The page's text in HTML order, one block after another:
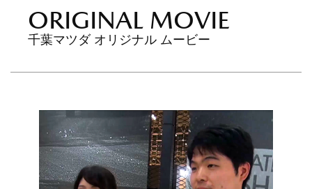
ORIGINAL MOVIE
千葉マツダ オリジナル ムービー